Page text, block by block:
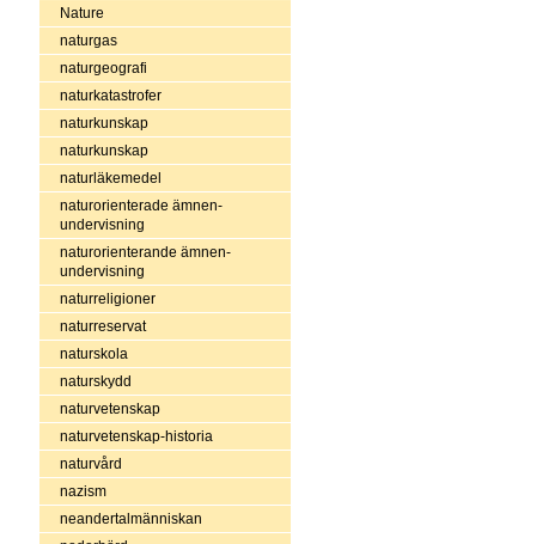
Nature
naturgas
naturgeografi
naturkatastrofer
naturkunskap
naturkunskap
naturläkemedel
naturorienterade ämnen-
undervisning
naturorienterande ämnen-
undervisning
naturreligioner
naturreservat
naturskola
naturskydd
naturvetenskap
naturvetenskap-historia
naturvård
nazism
neandertalmänniskan